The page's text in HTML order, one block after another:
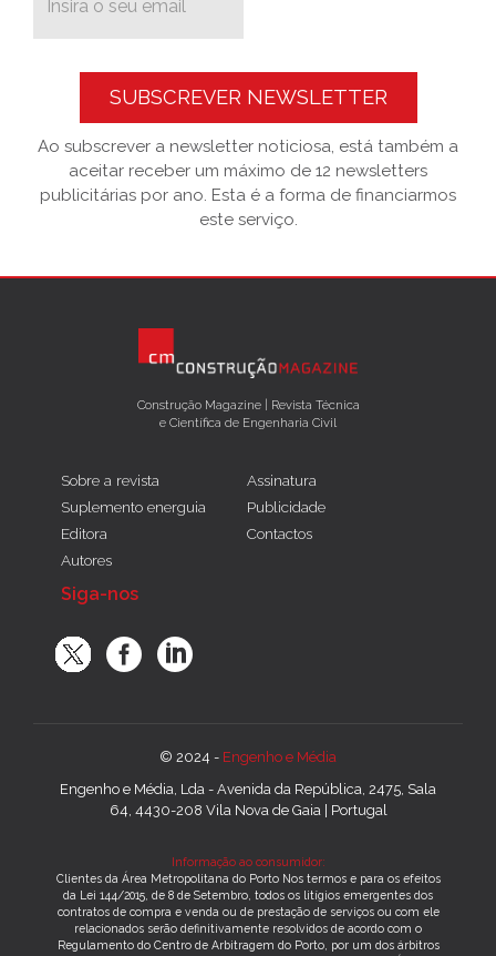
SUBSCREVER NEWSLETTER
Ao subscrever a newsletter noticiosa, está também a
aceitar receber um máximo de 12 newsletters
publicitárias por ano. Esta é a forma de financiarmos
este serviço.
Construção Magazine | Revista Técnica
e Científica de Engenharia Civil
Sobre a revista
Suplemento energuia
Editora
Autores
Assinatura
Publicidade
Contactos
Siga-nos
© 2024 - Engenho e Média
Engenho e Média, Lda - Avenida da República, 2475, Sala
64, 4430-208 Vila Nova de Gaia | Portugal
Informação ao consumidor:
Clientes da Área Metropolitana do Porto Nos termos e para os efeitos
da Lei 144/2015, de 8 de Setembro, todos os litígios emergentes dos
contratos de compra e venda ou de prestação de serviços ou com ele
relacionados serão definitivamente resolvidos de acordo com o
Regulamento do Centro de Arbitragem do Porto, por um dos árbitros